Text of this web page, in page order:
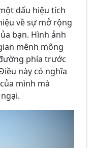
dấu hiệu tích
về sự mở rộng
bạn. Hình ảnh
mênh mông
phía trước
này có nghĩa
mình mà